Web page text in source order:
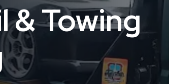
& Towing